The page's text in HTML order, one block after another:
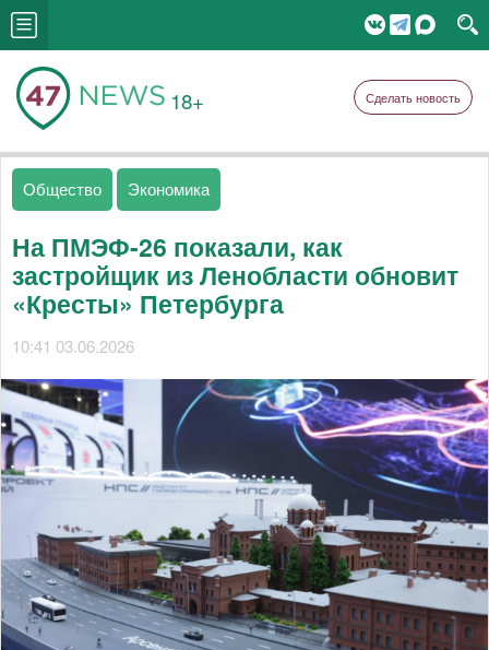
18+ Сделать новость
Общество Экономика
На ПМЭФ-26 показали, как
застройщик из Ленобласти обновит
«Кресты» Петербурга
10:41 03.06.2026